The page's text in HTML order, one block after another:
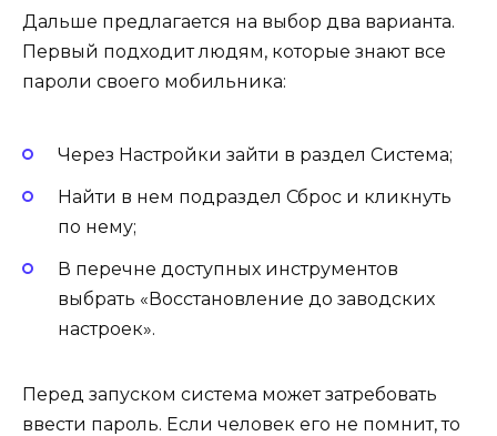
Дальше предлагается на выбор два варианта.
Первый подходит людям, которые знают все
пароли своего мобильника:
Через Настройки зайти в раздел Система;
Найти в нем подраздел Сброс и кликнуть
по нему;
В перечне доступных инструментов
выбрать «Восстановление до заводских
настроек».
Перед запуском система может затребовать
ввести пароль. Если человек его не помнит, то